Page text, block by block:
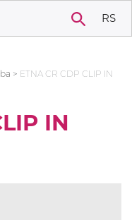
RS
> ETNA CR CDP CLIP IN
IN